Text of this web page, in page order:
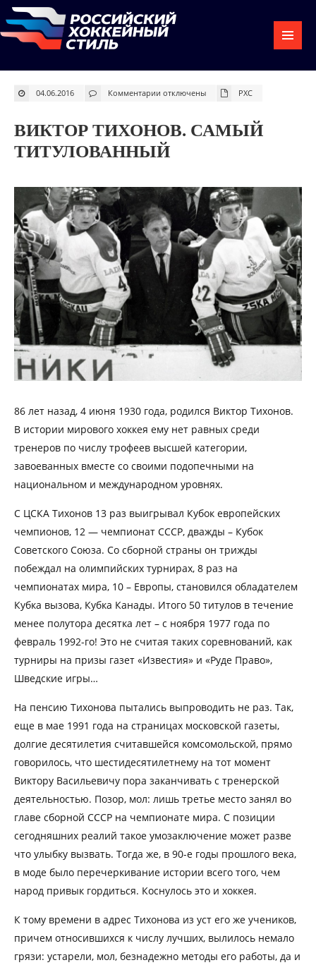
04.06.2016 Комментарии к
Самый
титулованный
отключены РХС
ВИКТОР ТИХОНОВ. САМЫЙ
ТИТУЛОВАННЫЙ
86 лет назад, 4 июня 1930 года, родился Виктор Тихонов.
В истории мирового хоккея ему нет равных среди
тренеров по числу трофеев высшей категории,
завоеванных вместе со своими подопечными на
национальном и международном уровнях.
С ЦСКА Тихонов 13 раз выигрывал Кубок европейских
чемпионов, 12 — чемпионат СССР, дважды – Кубок
Советского Союза. Со сборной страны он трижды
побеждал на олимпийских турнирах, 8 раз на
чемпионатах мира, 10 – Европы, становился обладателем
Кубка вызова, Кубка Канады. Итого 50 титулов в течение
менее полутора десятка лет – с ноября 1977 года по
февраль 1992-го! Это не считая таких соревнований, как
турниры на призы газет «Известия» и «Руде Право»,
Шведские игры…
На пенсию Тихонова пытались выпроводить не раз. Так,
еще в мае 1991 года на страницах московской газеты,
долгие десятилетия считавшейся комсомольской, прямо
говорилось, что шестидесятилетнему на тот момент
Виктору Васильевичу пора заканчивать с тренерской
деятельностью. Позор, мол: лишь третье место занял во
главе сборной СССР на чемпионате мира. С позиции
сегодняшних реалий такое умозаключение может разве
что улыбку вызвать. Тогда же, в 90-е годы прошлого века,
в моде было перечеркивание истории всего того, чем
народ привык гордиться. Коснулось это и хоккея.
К тому времени в адрес Тихонова из уст его же учеников,
причем относившихся к числу лучших, вылилось немало
грязи: устарели, мол, безнадежно методы его работы, да и